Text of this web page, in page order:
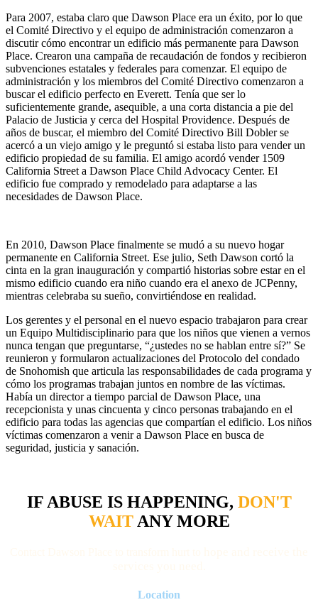
Para 2007, estaba claro que Dawson Place era un éxito, por lo que
el Comité Directivo y el equipo de administración comenzaron a
discutir cómo encontrar un edificio más permanente para Dawson
Place. Crearon una campaña de recaudación de fondos y recibieron
subvenciones estatales y federales para comenzar. El equipo de
administración y los miembros del Comité Directivo comenzaron a
buscar el edificio perfecto en Everett. Tenía que ser lo
suficientemente grande, asequible, a una corta distancia a pie del
Palacio de Justicia y cerca del Hospital Providence. Después de
años de buscar, el miembro del Comité Directivo Bill Dobler se
acercó a un viejo amigo y le preguntó si estaba listo para vender un
edificio propiedad de su familia. El amigo acordó vender 1509
California Street a Dawson Place Child Advocacy Center. El
edificio fue comprado y remodelado para adaptarse a las
necesidades de Dawson Place.
En 2010, Dawson Place finalmente se mudó a su nuevo hogar
permanente en California Street. Ese julio, Seth Dawson cortó la
cinta en la gran inauguración y compartió historias sobre estar en el
mismo edificio cuando era niño cuando era el anexo de JCPenny,
mientras celebraba su sueño, convirtiéndose en realidad.
Los gerentes y el personal en el nuevo espacio trabajaron para crear
un Equipo Multidisciplinario para que los niños que vienen a vernos
nunca tengan que preguntarse, “¿ustedes no se hablan entre sí?” Se
reunieron y formularon actualizaciones del Protocolo del condado
de Snohomish que articula las responsabilidades de cada programa y
cómo los programas trabajan juntos en nombre de las víctimas.
Había un director a tiempo parcial de Dawson Place, una
recepcionista y unas cincuenta y cinco personas trabajando en el
edificio para todas las agencias que compartían el edificio. Los niños
víctimas comenzaron a venir a Dawson Place en busca de
seguridad, justicia y sanación.
IF ABUSE IS HAPPENING, DON'T
WAITANY MORE
Location